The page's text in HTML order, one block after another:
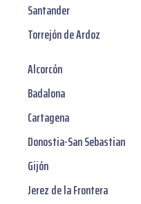
Santander
Torrejón de Ardoz
Alcorcón
Badalona
Cartagena
Donostia-San Sebastian
Gijón
Jerez de la Frontera